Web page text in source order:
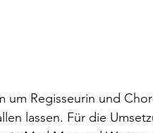
um Regisseurin und
lassen. Für die